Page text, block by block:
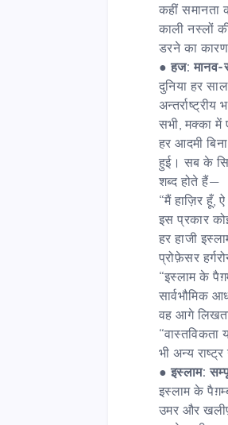
कहीं समानता
काली नस्लों
डरने का
●हज: मानव-
दुनिया हर
सभी, मक्का में
हर आदमी
हुई। सब के
शब्द होते हैं—
‘‘मैं हाज़िर
इस प्रकार
हर हाजी
प्रोफ़ेसर
‘‘इस्लाम के
सार्वभौमिक
वह आगे
भी अन्य
●इस्लाम:
इस्लाम के
उमर और